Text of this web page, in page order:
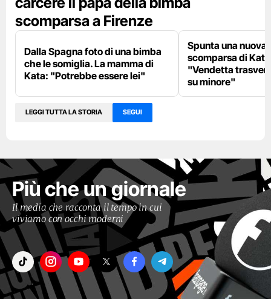
scomparsa a Firenze
Dalla Spagna foto di una bimba
che le somiglia. La mamma di
Kata: "Potrebbe essere lei"
Spunta una nuova
scomparsa di
"Vendetta
su minore"
LEGGI TUTTA LA STORIA SEGUI
Più che un giornale
Il media che racconta il tempo in cui
viviamo con occhi moderni